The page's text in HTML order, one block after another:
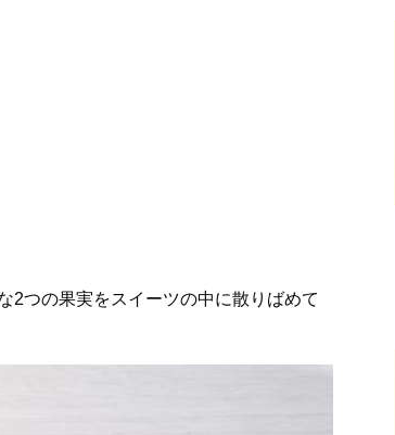
つの果実をスイーツの中に散りばめて